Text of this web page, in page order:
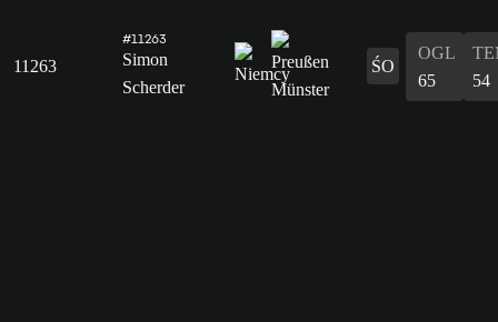
11263
#11263
Simon
Scherder
ŚO
OGL
65
54